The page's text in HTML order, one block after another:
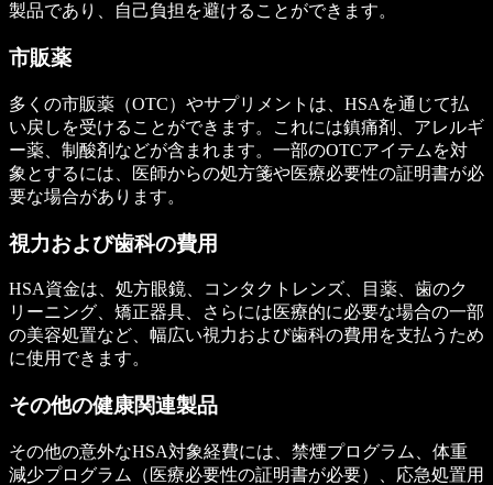
製品であり、自己負担を避けることができます。
市販薬
多くの市販薬（OTC）やサプリメントは、HSAを通じて払
い戻しを受けることができます。これには鎮痛剤、アレルギ
ー薬、制酸剤などが含まれます。一部のOTCアイテムを対
象とするには、医師からの処方箋や医療必要性の証明書が必
要な場合があります。
視力および歯科の費用
HSA資金は、処方眼鏡、コンタクトレンズ、目薬、歯のク
リーニング、矯正器具、さらには医療的に必要な場合の一部
の美容処置など、幅広い視力および歯科の費用を支払うため
に使用できます。
その他の健康関連製品
その他の意外なHSA対象経費には、禁煙プログラム、体重
減少プログラム（医療必要性の証明書が必要）、応急処置用